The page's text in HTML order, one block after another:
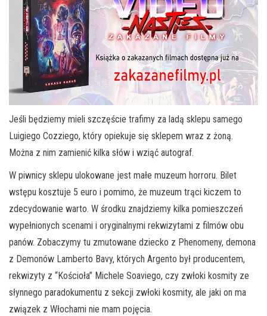
Jeśli będziemy mieli szczęście trafimy za ladą sklepu samego
Luigiego Cozziego, który opiekuje się sklepem wraz z żoną.
Można z nim zamienić kilka słów i wziąć autograf.
W piwnicy sklepu ulokowane jest małe muzeum horroru. Bilet
wstępu kosztuje 5 euro i pomimo, że muzeum trąci kiczem to
zdecydowanie warto. W środku znajdziemy kilka pomieszczeń
wypełnionych scenami i oryginalnymi rekwizytami z filmów obu
panów. Zobaczymy tu zmutowane dziecko z Phenomeny, demona
z Demonów Lamberto Bavy, których Argento był producentem,
rekwizyty z “Kościoła” Michele Soaviego, czy zwłoki kosmity ze
słynnego paradokumentu z sekcji zwłoki kosmity, ale jaki on ma
związek z Włochami nie mam pojęcia.